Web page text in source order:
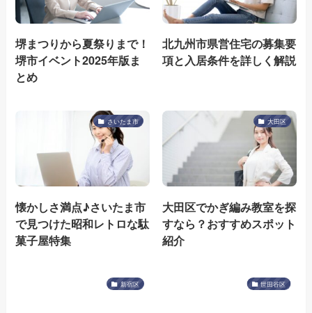
堺まつりから夏祭りまで！
堺市イベント2025年版ま
とめ
北九州市県営住宅の募集要
項と入居条件を詳しく解説
さいたま市
懐かしさ満点♪さいたま市
で見つけた昭和レトロな駄
菓子屋特集
大田区
大田区でかぎ編み教室を探
すなら？おすすめスポット
紹介
新宿区 世田谷区